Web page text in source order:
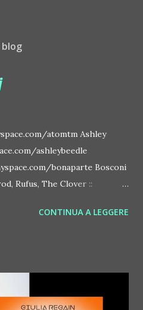
atomtm Ashley
ashleybeedle
bonaparte Bosconi
Rufus, The Clover ::
Chapelier Fou ::
deiansong Dixon ::
Frivolous ::
CONTINUA A LEGGERE